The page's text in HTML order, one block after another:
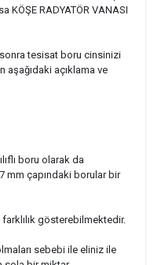
KÖŞE RADYATÖR VANASI
tesisat boru cinsinizi
açıklama ve
boru olarak da
mm çapındaki borular bir
farklılık gösterebilmektedir.
sebebi ile eliniz ile